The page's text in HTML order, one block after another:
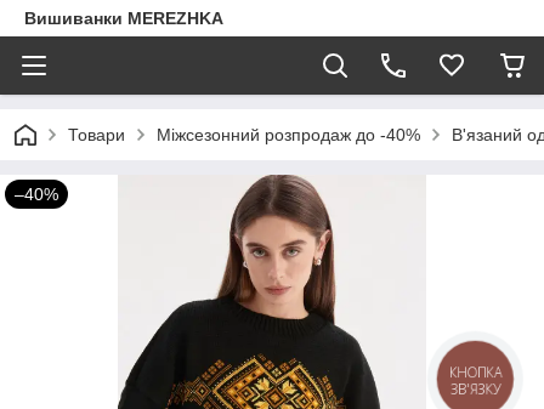
Вишиванки MEREZHKA
Товари Міжсезонний розпродаж до -40% В'язаний
–40%
КНОПКА
ЗВ'ЯЗКУ